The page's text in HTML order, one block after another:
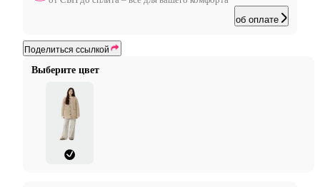
Выберите цвет
об оплате
Поделиться ссылкой